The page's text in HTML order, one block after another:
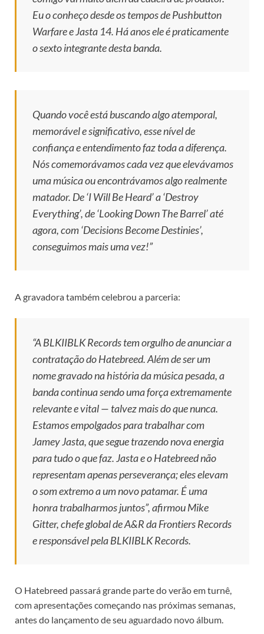
Eu o conheço desde os tempos de Pushbutton
Warfare e Jasta 14. Há anos ele é praticamente
o sexto integrante desta banda.
Quando você está buscando algo atemporal,
memorável e significativo, esse nível de
confiança e entendimento faz toda a diferença.
Nós comemorávamos cada vez que elevávamos
uma música ou encontrávamos algo realmente
matador. De ‘I Will Be Heard’ a ‘Destroy
Everything’, de ‘Looking Down The Barrel’ até
agora, com ‘Decisions Become Destinies’,
conseguimos mais uma vez!”
A gravadora também celebrou a parceria:
“A BLKIIBLK Records tem orgulho de anunciar a
contratação do Hatebreed. Além de ser um
nome gravado na história da música pesada, a
banda continua sendo uma força extremamente
relevante e vital — talvez mais do que nunca.
Estamos empolgados para trabalhar com
Jamey Jasta, que segue trazendo nova energia
para tudo o que faz. Jasta e o Hatebreed não
representam apenas perseverança; eles elevam
o som extremo a um novo patamar. É uma
honra trabalharmos juntos”, afirmou Mike
Gitter, chefe global de A&R da Frontiers Records
e responsável pela BLKIIBLK Records.
O Hatebreed passará grande parte do verão em turnê,
com apresentações começando nas próximas semanas,
antes do lançamento de seu aguardado novo álbum.